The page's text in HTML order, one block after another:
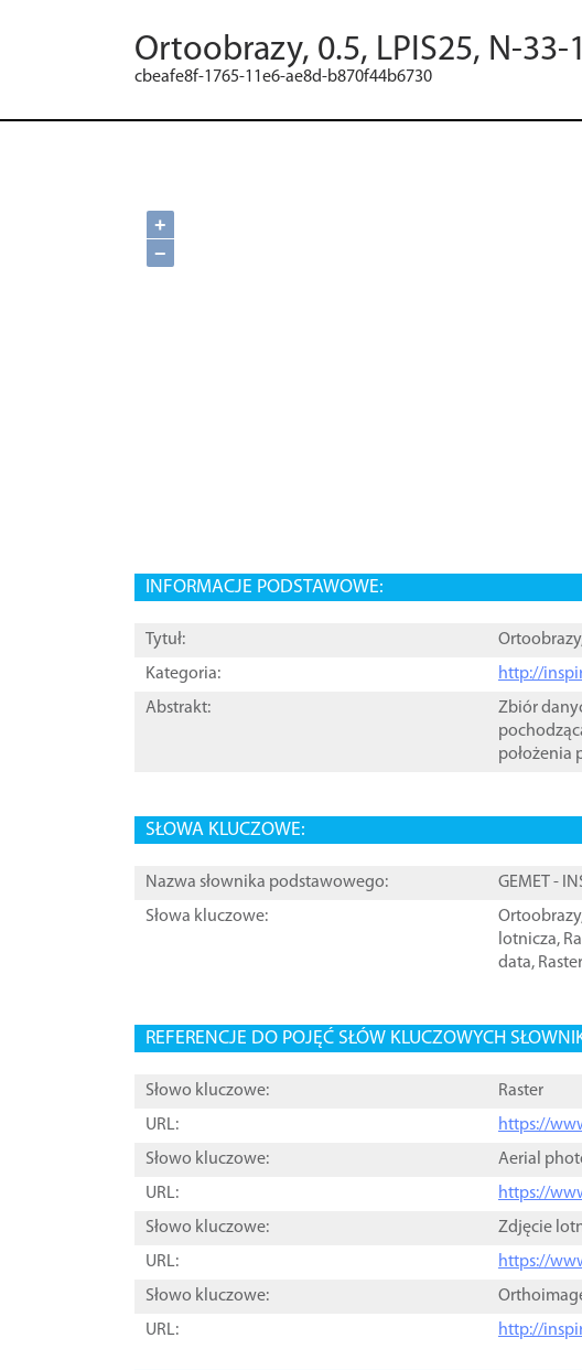
Ortoobrazy, 0.5, LPIS25, N-33-
cbeafe8f-1765-11e6-ae8d-b870f44b6730
+
−
INFORMACJE PODSTAWOWE:
Tytuł:
Kategoria:
http://
Abstrakt:
Zbiór
położenia
SŁOWA KLUCZOWE:
Nazwa słownika podstawowego:
GEMET -
Słowa kluczowe:
Ortoobrazy
lotnicza,
data, Raster
REFERENCJE DO POJĘĆ SŁÓW KLUCZOWYCH
Słowo kluczowe:
Raster
URL:
https://
Słowo kluczowe:
Aerial
URL:
https://
Słowo kluczowe:
Zdjęcie
URL:
https://
Słowo kluczowe:
URL:
http://